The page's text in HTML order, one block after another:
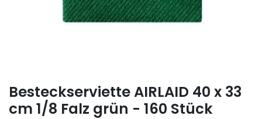
Besteckserviette AIRLAID 40 x 33
cm 1/8 Falz grün - 160 Stück